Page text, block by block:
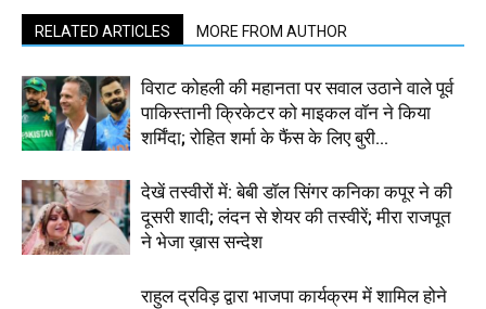
RELATED ARTICLES MORE FROM AUTHOR
विराट कोहली की महानता पर सवाल उठाने वाले पूर्व
पाकिस्तानी क्रिकेटर को माइकल वॉन ने किया
शर्मिंदा; रोहित शर्मा के फैंस के लिए बुरी...
देखें तस्वीरों में: बेबी डॉल सिंगर कनिका कपूर ने की
दूसरी शादी; लंदन से शेयर की तस्वीरें; मीरा राजपूत
ने भेजा ख़ास सन्देश
राहुल द्रविड़ द्वारा भाजपा कार्यक्रम में शामिल होने